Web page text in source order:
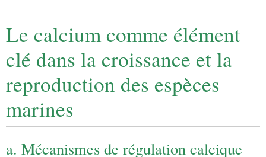
Le calcium comme élément
clé dans la croissance et la
reproduction des espèces
marines
a. Mécanismes de régulation calcique